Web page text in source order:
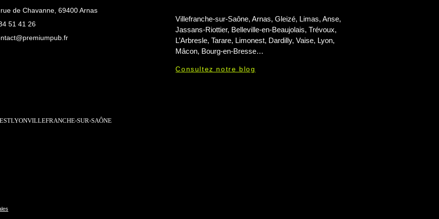
de Chavanne, 69400 Arnas
51 41 26
Villefranche-sur-Saône, Arnas, Gleizé, Limas, Anse,
Jassans-Riottier, Belleville-en-Beaujolais, Trévoux,
L’Arbresle, Tarare, Limonest, Dardilly, Vaise, Lyon,
Mâcon, Bourg-en-Bresse…
Consultez notre blog
LYONVILLEFRANCHE-SUR-SAÔNE